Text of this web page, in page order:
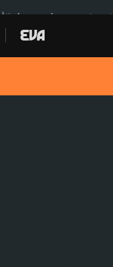
Àtic Ayuso Aparcament agost